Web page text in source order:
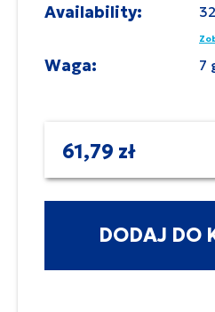
Availability:
Waga: 7
61,79 zł
DODAJ DO